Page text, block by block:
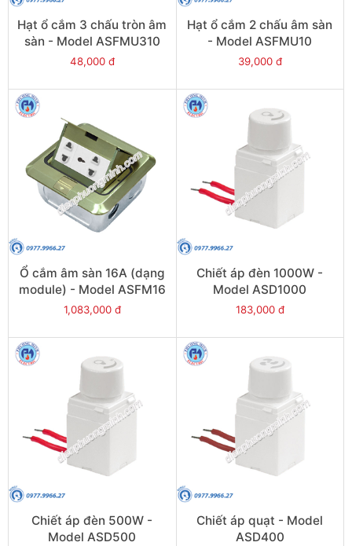
Hạt ổ cắm 3 chấu tròn âm
sàn - Model ASFMU310
48,000 đ
Hạt ổ cắm 2 chấu âm sàn
- Model ASFMU10
39,000 đ
Ổ cắm âm sàn 16A (dạng
module) - Model ASFM16
1,083,000 đ
Chiết áp đèn 1000W -
Model ASD1000
183,000 đ
Chiết áp đèn 500W -
Model ASD500
Chiết áp quạt - Model
ASD400